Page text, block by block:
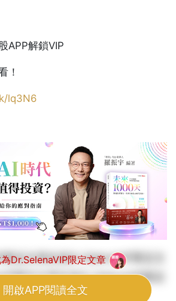
APP解鎖VIP
！
lq3N6
限定文章此為Dr.SelenaVIP限定文
限定文章此為Dr.SelenaVIP限定
Dr.SelenaVIP限定文章此為
Dr.SelenaVIP限定文章
開啟APP閱讀全文